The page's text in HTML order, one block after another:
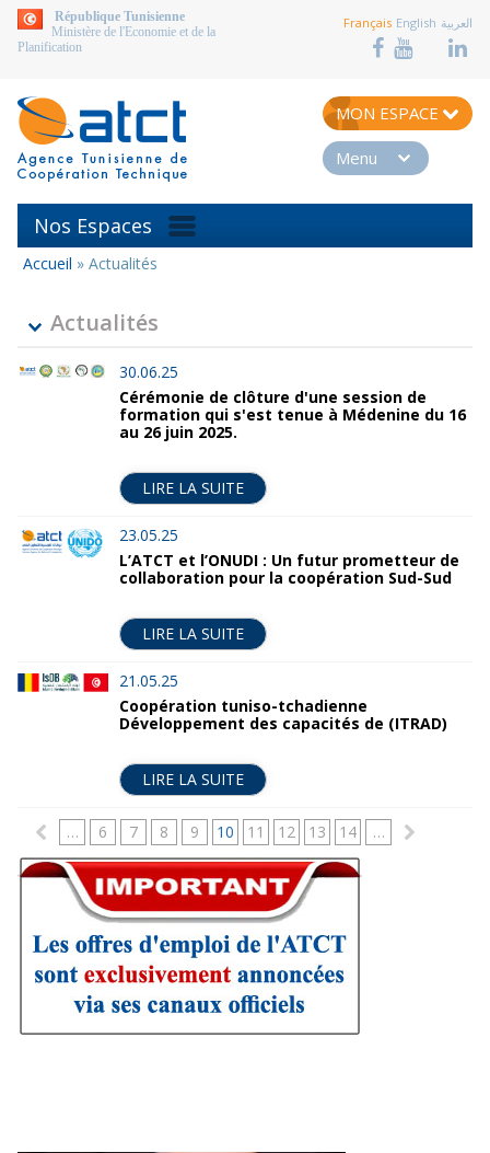
aller au contenu
République Tunisienne
Ministère de l'Economie et de la
Planification
Français English العربية
MON ESPACE
Menu
Nos Espaces
Vous
Accueil » Actualités
Actualités
30.06.25
Cérémonie de clôture d'une session de
formation qui s'est tenue à Médenine du 16
au 26 juin 2025.
LIRE LA SUITE
23.05.25
L’ATCT et l’ONUDI : Un futur prometteur de
collaboration pour la coopération Sud-Sud
LIRE LA SUITE
21.05.25
Coopération tuniso-tchadienne
Développement des capacités de (ITRAD)
LIRE LA SUITE
a
g
… 6 7 8 9 10 11 12 13 14 …